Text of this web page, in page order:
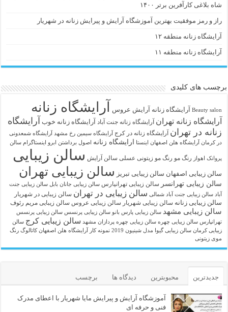
شاه بلاغی کارآفرین برتر ۱۴۰۰
راز و رمز موفقیت بهترین آموزشگاه آرایش و پیرایش زنانه در شهریار
آرایشگاه زنانه منطقه ۱۲
آرایشگاه زنانه منطقه ۱۱
برچسب های کلیدی
Beauty salon آرايشگاه زنانه آرایش عروس آرایشگاه زنانه
آرایشگاه زنانه تهران آرایشگاه زنانه جنت آباد آرایشگاه زنانه خوب آرایشگاه
زنانه در تهران آرایشگاه زنانه در کرج آرایشگاه سیمین رخ مشهد
آرایشگاه شمعدونی
در کرمان آرایشگاه هلن اصفهان اینستا ارایشگاه زنانه اصول برداشتن ابرو اینستاگرام سالن
پروانک اهواز رنگ مو رنگ مو زیتونی عسلی سالن آرایش سالن زیبایی
سالن زیبایی اصفهان سالن زیبایی تبریز سالن زیبایی تهران
سالن زیبایی تهرانسر سالن زیبایی تهرانپارس سالن زیبایی جانان بابل سالن زیبایی جنت
آباد سالن زیبایی جنت آباد شمالی سالن زیبایی در تهران سالن زیبایی در شهریار
سالن زیبایی زنانه سالن زیبایی شهریار سالن زیبایی عروس سالن زیبایی مریم رئوف
سالن زیبایی مشهد سالن زیبایی پارس بانو سالن زیبایی پرنسس سالن زیبایی پرنسس
تهرانپارس سالن زیبایی چهره سالن زیبایی چهره پردازان مشهد سالن زیبایی کرج سالن
زیبایی کرمان سالن زیبایی گیوا مدل شینیون 2019 نمونه کار آرایشگاه هلن اصفهان کاتالوگ رنگ
موی زیتونی
جدیدترین محبوبترین دیدگاه ها برچسب
آموزشگاه آرایش و پیرایش مایا شهریار با اعطای مدرک
فنی و حرفه ای